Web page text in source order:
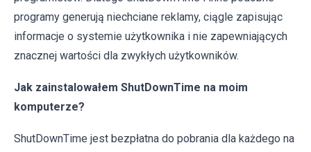
programy generują niechciane reklamy, ciągle zapisując
informacje o systemie użytkownika i nie zapewniających
znacznej wartości dla zwykłych użytkowników.
Jak zainstalowałem ShutDownTime na moim
komputerze?
ShutDownTime jest bezpłatna do pobrania dla każdego na